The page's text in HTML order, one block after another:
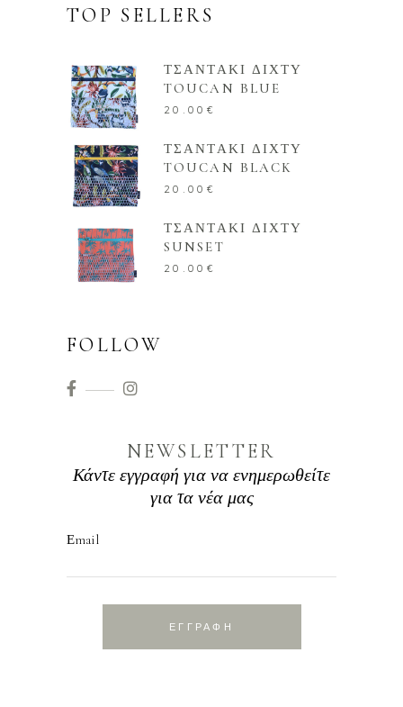
TOP SELLERS
ΤΣΑΝΤΑΚΙ ΔΙΧΤΥ
TOUCAN BLUE
20.00 €
ΤΣΑΝΤΑΚΙ ΔΙΧΤΥ
TOUCAN BLACK
20.00 €
ΤΣΑΝΤΑΚΙ ΔΙΧΤΥ
SUNSET
20.00 €
FOLLOW
NEWSLETTER
Κάντε εγγραφή για να ενημερωθείτε
για τα νέα μας
Εmail
ΕΓΓΡΑΦΗ